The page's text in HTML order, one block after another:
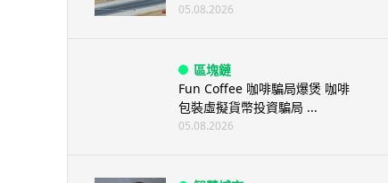
05.08.2026
區塊鏈
Fun Coffee 咖啡騙局爆煲 咖啡
包裝虛擬貨幣投資騙局 ...
05.08.2026